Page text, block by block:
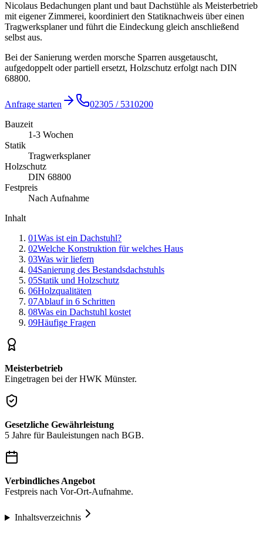
Nicolaus Bedachungen plant und baut Dachstühle als Meisterbetrieb
mit eigener Zimmerei, koordiniert den Statiknachweis über einen
Tragwerksplaner und führt die Eindeckung gleich anschließend
selbst aus.
Bei der Sanierung werden morsche Sparren ausgetauscht,
aufgedoppelt oder partiell ersetzt, Holzschutz erfolgt nach DIN
68800.
Anfrage starten
02305 / 5310200
Bauzeit
1-3 Wochen
Statik
Tragwerksplaner
Holzschutz
DIN 68800
Festpreis
Nach Aufnahme
Inhalt
01Was ist ein Dachstuhl?
02Welche Konstruktion für welches Haus
03Was wir liefern
04Sanierung des Bestandsdachstuhls
05Statik und Holzschutz
06Holzqualitäten
07Ablauf in 6 Schritten
08Was ein Dachstuhl kostet
09Häufige Fragen
Meisterbetrieb
Eingetragen bei der HWK Münster.
Gesetzliche Gewährleistung
5 Jahre für Bauleistungen nach BGB.
Verbindliches Angebot
Festpreis nach Vor-Ort-Aufnahme.
Inhaltsverzeichnis